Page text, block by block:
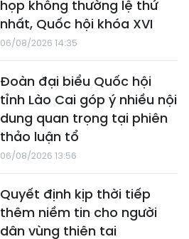
họp không thường lệ thứ
nhất, Quốc hội khóa XVI
06/08/2026 14:35
Đoàn đại biểu Quốc hội
tỉnh Lào Cai góp ý nhiều nội
dung quan trọng tại phiên
thảo luận tổ
06/08/2026 13:56
Quyết định kịp thời tiếp
thêm niềm tin cho người
dân vùng thiên tai